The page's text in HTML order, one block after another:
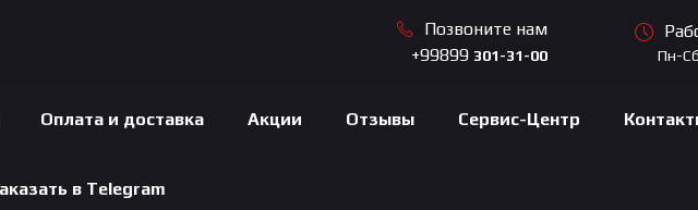
Позвоните нам
+99899 301-31-00 Пн-Сб
Оплата и доставка Акции Отзывы Сервис-Центр
в Telegram